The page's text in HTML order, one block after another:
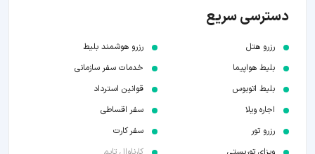
دسترسی سریع
رزرو هتل
بلیط هواپیما
بلیط اتوبوس
اجاره ویلا
رزرو تور
رزرو هوشمند بلیط
خدمات سفر سازمانی
قوانین استرداد
سفر اقساطی
سفر کارت